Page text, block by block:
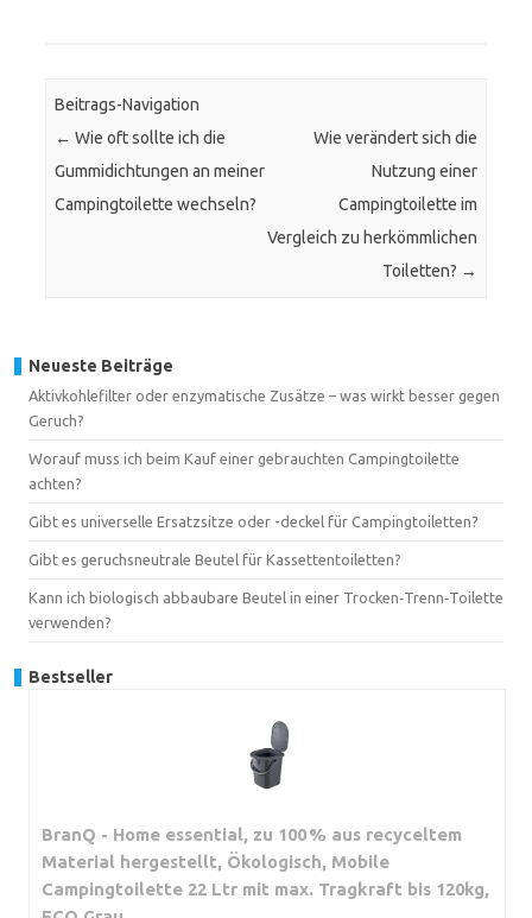
Beitrags-Navigation
← Wie oft sollte ich die
Gummidichtungen an meiner
Campingtoilette wechseln?
Wie verändert sich die
Nutzung einer
Campingtoilette im
Vergleich zu herkömmlichen
Toiletten? →
Neueste Beiträge
Aktivkohlefilter oder enzymatische Zusätze – was wirkt besser gegen
Geruch?
Worauf muss ich beim Kauf einer gebrauchten Campingtoilette
achten?
Gibt es universelle Ersatzsitze oder -deckel für Campingtoiletten?
Gibt es geruchsneutrale Beutel für Kassettentoiletten?
Kann ich biologisch abbaubare Beutel in einer Trocken‑Trenn‑Toilette
verwenden?
Bestseller
BranQ - Home essential, zu 100 % aus recyceltem
Material hergestellt, Ökologisch, Mobile
Campingtoilette 22 Ltr mit max. Tragkraft bis 120kg,